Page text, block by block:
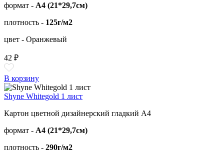
формат - А4 (21*29,7см)
плотность - 125г/м2
цвет - Оранжевый
42 ₽
В корзину
Shyne Whitegold 1 лист
Картон цветной дизайнерский гладкий А4
формат - А4 (21*29,7см)
плотность - 290г/м2